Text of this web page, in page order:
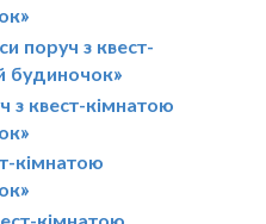
поруч з квест-
будиночок»
з квест-кімнатою
кімнатою